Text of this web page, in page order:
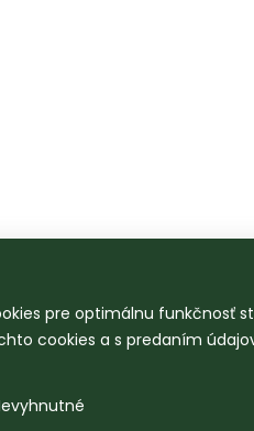
pre optimálnu funkčnosť
cookies a s predaním